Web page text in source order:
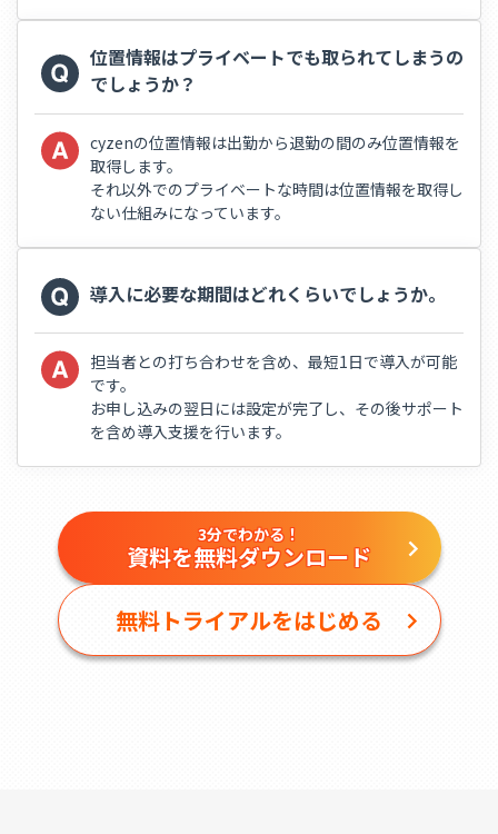
位置情報はプライベートでも取られてしまうの
でしょうか？
cyzenの位置情報は出勤から退勤の間のみ位置情報を
取得します。
それ以外でのプライベートな時間は位置情報を取得し
ない仕組みになっています。
導入に必要な期間はどれくらいでしょうか。
担当者との打ち合わせを含め、最短1日で導入が可能
です。
お申し込みの翌日には設定が完了し、その後サポート
を含め導入支援を行います。
3分でわかる！
資料を無料ダウンロード
無料トライアルをはじめる